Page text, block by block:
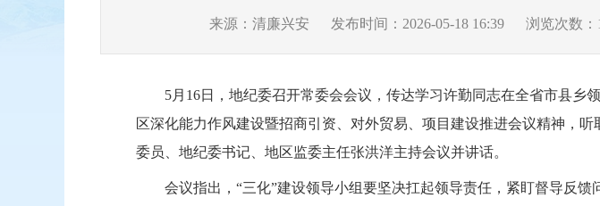
来源：清廉兴安 发布时间：2026-05-18 16:39 浏览次数：
5月16日，地纪委召开常委会会议，传达学习许勤同志在全省市县
区深化能力作风建设暨招商引资、对外贸易、项目建设推进会议精神，
委员、地纪委书记、地区监委主任张洪洋主持会议并讲话。
会议指出，“三化”建设领导小组要坚决扛起领导责任，紧盯督导反